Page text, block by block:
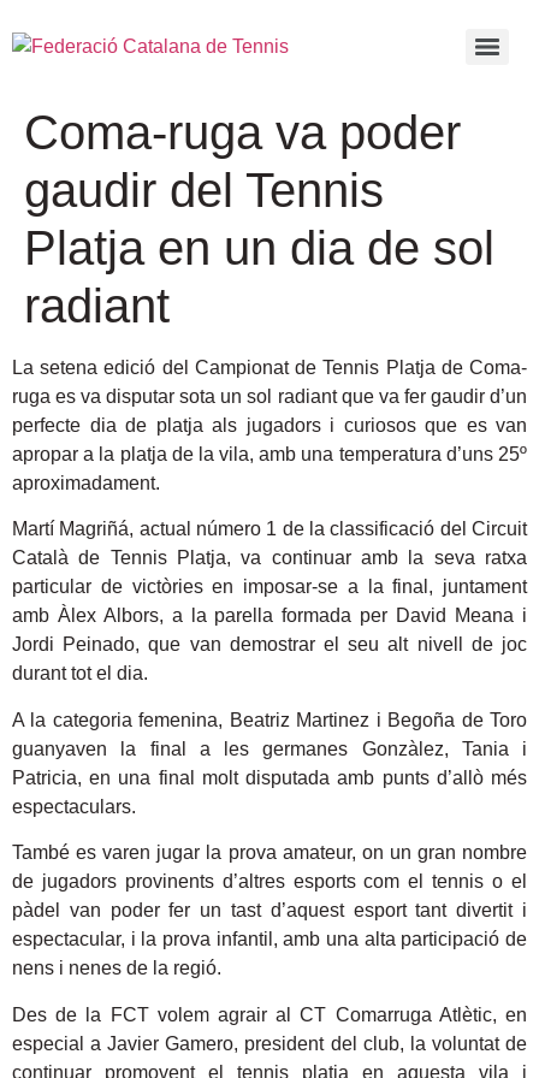
Coma-ruga va poder
gaudir del Tennis
Platja en un dia de sol
radiant
La setena edició del Campionat de Tennis Platja de Coma-
ruga es va disputar sota un sol radiant que va fer gaudir d’un
perfecte dia de platja als jugadors i curiosos que es van
apropar a la platja de la vila, amb una temperatura d’uns 25º
aproximadament.
Martí Magriñá, actual número 1 de la classificació del Circuit
Català de Tennis Platja, va continuar amb la seva ratxa
particular de victòries en imposar-se a la final, juntament
amb Àlex Albors, a la parella formada per David Meana i
Jordi Peinado, que van demostrar el seu alt nivell de joc
durant tot el dia.
A la categoria femenina, Beatriz Martinez i Begoña de Toro
guanyaven la final a les germanes Gonzàlez, Tania i
Patricia, en una final molt disputada amb punts d’allò més
espectaculars.
També es varen jugar la prova amateur, on un gran nombre
de jugadors provinents d’altres esports com el tennis o el
pàdel van poder fer un tast d’aquest esport tant divertit i
espectacular, i la prova infantil, amb una alta participació de
nens i nenes de la regió.
Des de la FCT volem agrair al CT Comarruga Atlètic, en
especial a Javier Gamero, president del club, la voluntat de
continuar promovent el tennis platja en aquesta vila i